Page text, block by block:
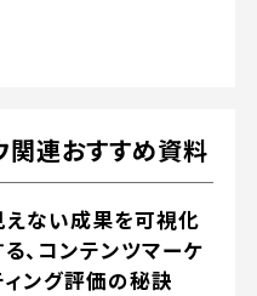
関連おすすめ資料
えない成果を可視化
る、コンテンツマーケ
ィング評価の秘訣